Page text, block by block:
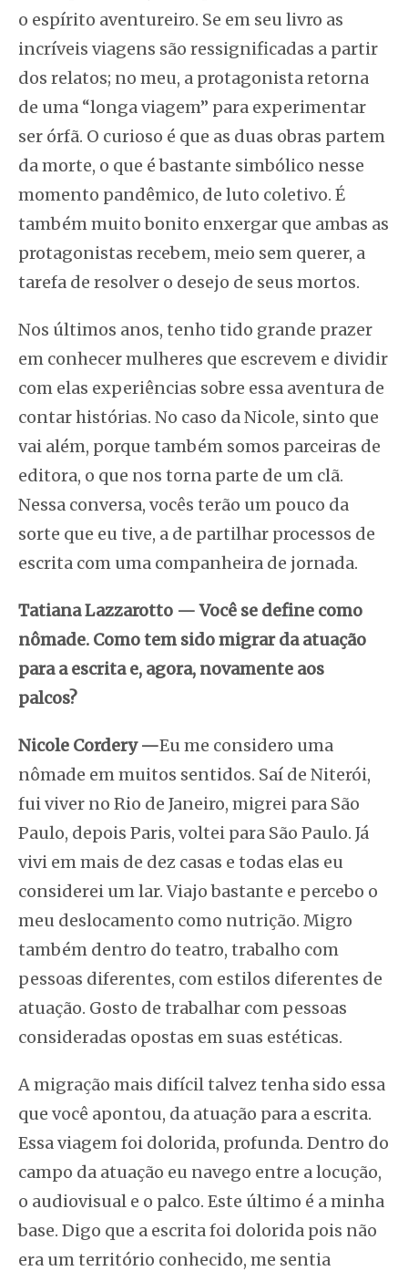
o espírito aventureiro. Se em seu livro as
incríveis viagens são ressignificadas a partir
dos relatos; no meu, a protagonista retorna
de uma “longa viagem” para experimentar
ser órfã. O curioso é que as duas obras partem
da morte, o que é bastante simbólico nesse
momento pandêmico, de luto coletivo. É
também muito bonito enxergar que ambas as
protagonistas recebem, meio sem querer, a
tarefa de resolver o desejo de seus mortos.
Nos últimos anos, tenho tido grande prazer
em conhecer mulheres que escrevem e dividir
com elas experiências sobre essa aventura de
contar histórias. No caso da Nicole, sinto que
vai além, porque também somos parceiras de
editora, o que nos torna parte de um clã.
Nessa conversa, vocês terão um pouco da
sorte que eu tive, a de partilhar processos de
escrita com uma companheira de jornada.
Tatiana Lazzarotto —Você se define como
nômade. Como tem sido migrar da atuação
para a escrita e, agora, novamente aos
palcos?
Nicole Cordery —Eu me considero uma
nômade em muitos sentidos. Saí de Niterói,
fui viver no Rio de Janeiro, migrei para São
Paulo, depois Paris, voltei para São Paulo. Já
vivi em mais de dez casas e todas elas eu
considerei um lar. Viajo bastante e percebo o
meu deslocamento como nutrição. Migro
também dentro do teatro, trabalho com
pessoas diferentes, com estilos diferentes de
atuação. Gosto de trabalhar com pessoas
consideradas opostas em suas estéticas.
A migração mais difícil talvez tenha sido essa
que você apontou, da atuação para a escrita.
Essa viagem foi dolorida, profunda. Dentro do
campo da atuação eu navego entre a locução,
o audiovisual e o palco. Este último é a minha
base. Digo que a escrita foi dolorida pois não
era um território conhecido, me sentia